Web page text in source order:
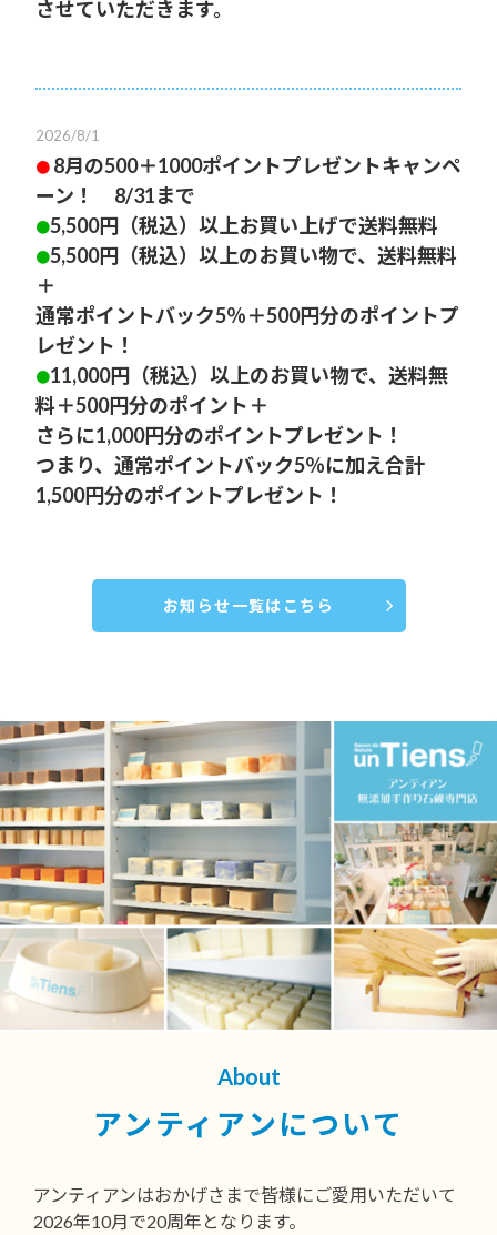
させていただきます。
2026/8/1
● 8月の500＋1000ポイントプレゼントキャンペ
ーン！ 8/31まで
●5,500円（税込）以上お買い上げで送料無料
●5,500円（税込）以上のお買い物で、送料無料
＋
通常ポイントバック5％＋500円分のポイントプ
レゼント！
●11,000円（税込）以上のお買い物で、送料無
料＋500円分のポイント＋
さらに1,000円分のポイントプレゼント！
つまり、通常ポイントバック5％に加え合計
1,500円分のポイントプレゼント！
お知らせ一覧はこちら
About
アンティアンについて
アンティアンはおかげさまで皆様にご愛用いただいて
2026年10月で20周年となります。